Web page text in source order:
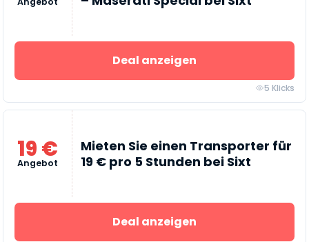
Deal anzeigen
5 Klicks
19 €
Angebot
Mieten Sie einen Transporter für
19 € pro 5 Stunden bei Sixt
Deal anzeigen